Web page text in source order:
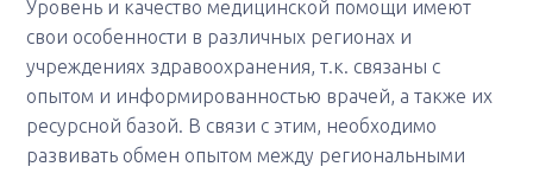
Уровень и качество медицинской помощи имеют
свои особенности в различных регионах и
учреждениях здравоохранения, т.к. связаны с
опытом и информированностью врачей, а также их
ресурсной базой. В связи с этим, необходимо
развивать обмен опытом между региональными